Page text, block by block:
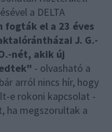
a DELTA
fogták el a 23 éves
J. G.-
nét, akik új
- olvasható a
arról nincs hír, hogy
e rokoni kapcsolat -
ha megszorultak a